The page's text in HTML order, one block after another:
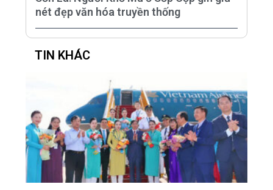
nét đẹp văn hóa truyền thống
TIN KHÁC